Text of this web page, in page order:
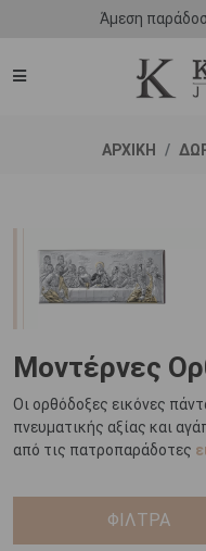
Άμεση
ΑΡΧΙΚΗ
Μοντέρνες
Οι ορθόδοξες εικόνες
πνευματικής αξίας και
από τις πατροπαράδοτες
εικόνες με πιο μοντέρνα
ΚΟΣΜΗΜΑ ΚΟΤΣΩΝΗΣ
μοντέρνες ορθόδοξες
ΦΙΛΤΡΑ